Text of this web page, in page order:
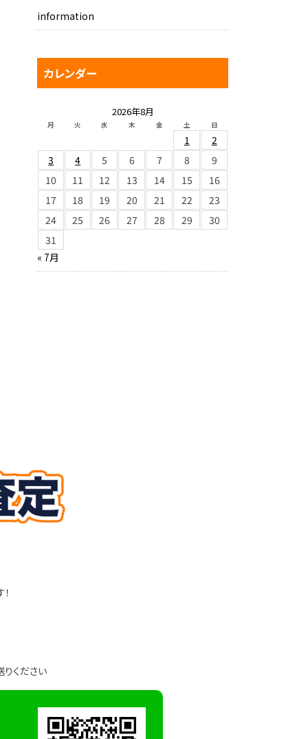
information
カレンダー
2026年8月
月 火 水 木 金 土 日
1
2
3
4 5 6 7 8
9
10
11 12 13 14 15
16
17
18 19 20 21 22
23
24
25 26 27 28 29
30
31
« 7月
ください